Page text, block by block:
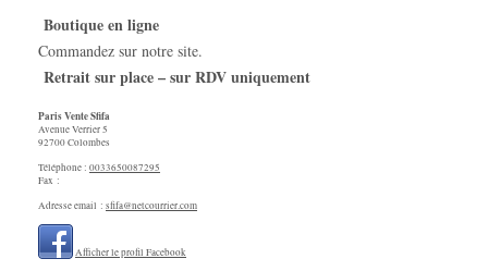
Boutique en ligne
Commandez sur notre site.
Retrait sur place – sur RDV uniquement
Paris Vente Sfifa
Avenue Verrier5
92700Colombes
Téléphone : 0033650087295
Fax :
Adresse email : sfifa@netcourrier.com
Afficher le profil Facebook